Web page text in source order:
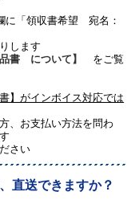
に「領収書希望 宛名：
します
書 について】
をご覧
】がインボイス対応では
、お支払い方法を問わ
さい
直送できますか？